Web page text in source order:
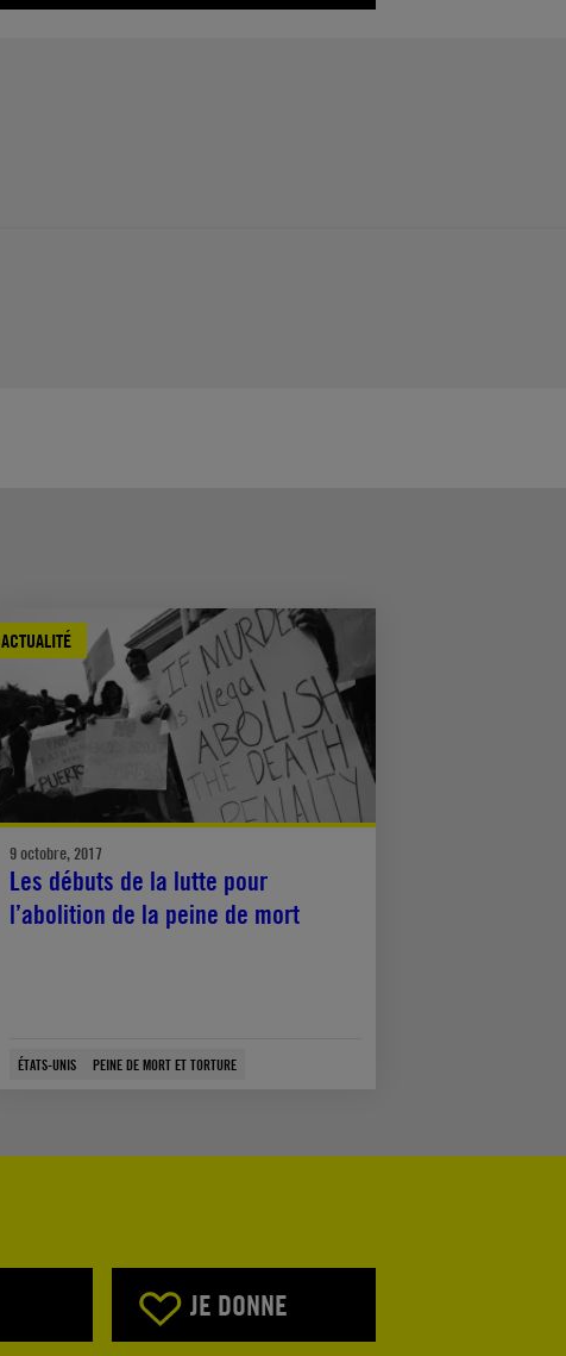
ACTUALITÉ
9 octobre, 2017
Les débuts de la lutte pour
l’abolition de la peine de mort
ÉTATS-UNIS PEINE DE MORT ET TORTURE
JE DONNE